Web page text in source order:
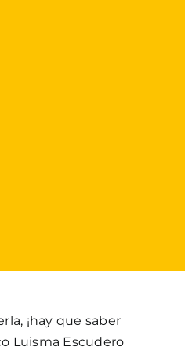
¡hay que saber
Luisma Escudero